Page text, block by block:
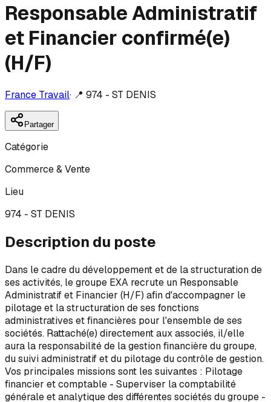
Responsable Administratif
et Financier confirmé(e)
(H/F)
France Travail· 📍 974 - ST DENIS
Partager
Catégorie
Commerce & Vente
Lieu
974 - ST DENIS
Description du poste
Dans le cadre du développement et de la structuration de
ses activités, le groupe EXA recrute un Responsable
Administratif et Financier (H/F) afin d'accompagner le
pilotage et la structuration de ses fonctions
administratives et financières pour l'ensemble de ses
sociétés. Rattaché(e) directement aux associés, il/elle
aura la responsabilité de la gestion financière du groupe,
du suivi administratif et du pilotage du contrôle de gestion.
Vos principales missions sont les suivantes : Pilotage
financier et comptable - Superviser la comptabilité
générale et analytique des différentes sociétés du groupe -